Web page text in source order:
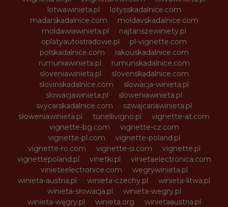
lotwawinieta.pl
lotysskadalnice.com
madarskadalnice.com
moldavskadalnice.com
moldawiawinieta.pl
najtanszewiniety.pl
oplatyautostradowe.pl
pl-vignette.com
polskadalnice.com
rakouskadalnice.com
rumuniawinieta.pl
rumunskadalnice.com
sloveniawinieta.pl
slovenskadalnice.com
slovinskadalnice.com
slowacja-winieta.pl
slowacjawinieta.pl
sloweniawinieta.pl
svycarskadalnice.com
szwajcariawinieta.pl
słoweniawinieta.pl
tunellivigno.pl
vignette-at.com
vignette-bg.com
vignette-cz.com
vignette-pl.com
vignette-poland.pl
vignette-ro.com
vignette-si.com
vignette.pl
vignettepoland.pl
vinetki.pl
vinietaelectronica.com
vinieteelectronice.com
wegrywinieta.pl
winieta-austria.pl
winieta-czechy.pl
winieta-litwa.pl
winieta-słowacja.pl
winieta-wegry.pl
winieta-węgry.pl
winieta.org
winietaaustria.pl